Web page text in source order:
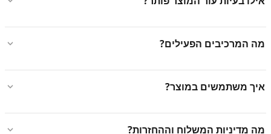
מה המרכיבים הפעילים?
איך משתמשים במוצר?
מה מדיניות המשלוח וההחזרות?